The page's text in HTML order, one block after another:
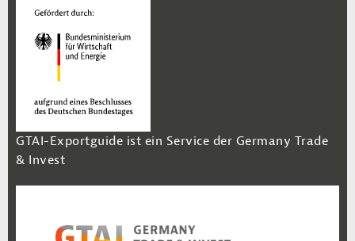
GTAI-Exportguide ist ein Service der Germany Trade
& Invest